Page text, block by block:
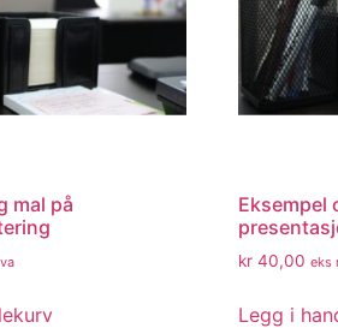
mal på
Eksempel
kr 40,00 eks
Legg i